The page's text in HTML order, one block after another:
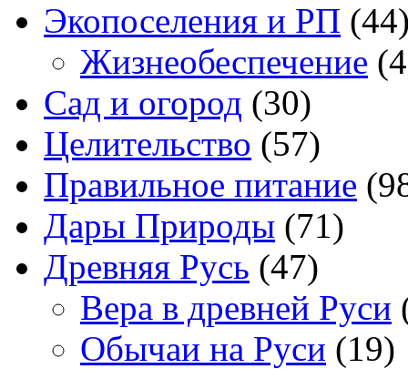
Экопоселения и РП
Жизнеобеспечение
Сад и огород (30)
Целительство (57)
Правильное питание
Дары Природы (71)
Древняя Русь (47)
Вера в древней Руси
Обычаи на Руси (19)